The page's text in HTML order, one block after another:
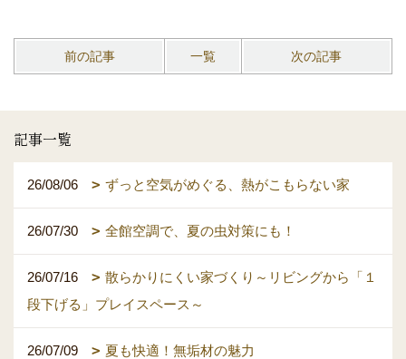
前の記事 一覧 次の記事
記事一覧
26/08/06 ずっと空気がめぐる、熱がこもらない家
26/07/30 全館空調で、夏の虫対策にも！
26/07/16
散らかりにくい家づくり～リビングから「１
段下げる」プレイスペース～
26/07/09 夏も快適！無垢材の魅力